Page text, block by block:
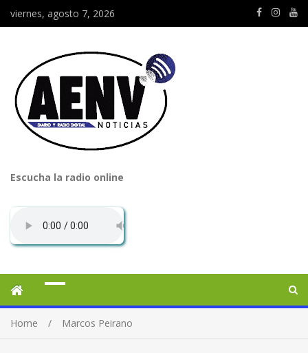
viernes, agosto 7, 2026
Escucha la radio online
Home Marcos Peirano